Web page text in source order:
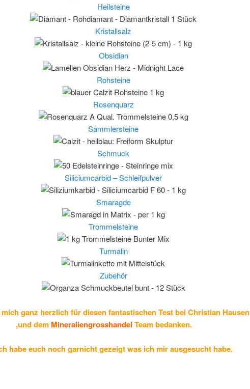
Heilsteine
Kristallsalz
Obsidian
Rohsteine
Rosenquarz
Sammlersteine
Schmuck
Siliciumcarbid – Schleifpulver
Smaragde
Trommelsteine
Turmalin
Zubehör
ganz herzlich für diesen fantastischen Test bei Christian Hausen
,und dem Mineraliengrosshandel Team bedanken.
habe euch noch garnicht gezeigt was ich mir ausgesucht habe.